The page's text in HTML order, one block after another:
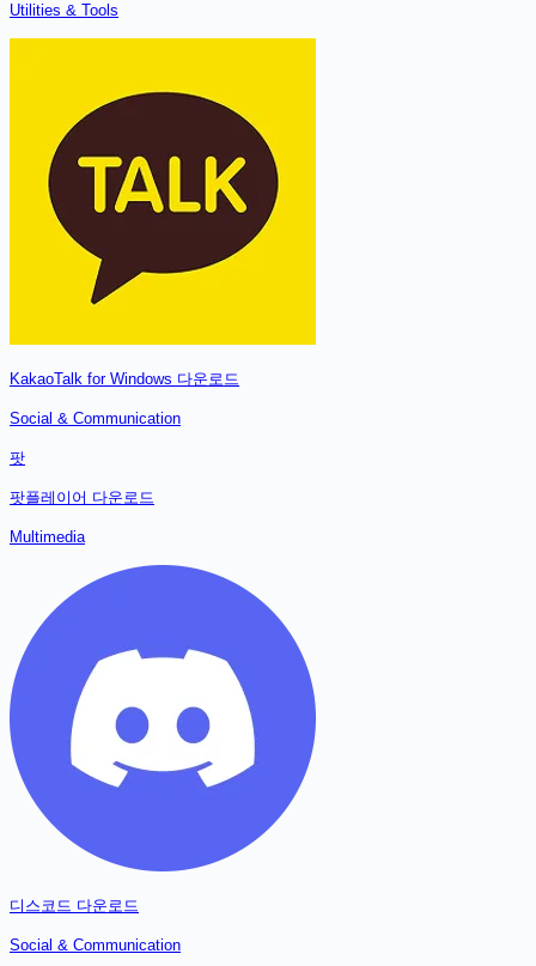
Utilities & Tools
KakaoTalk for Windows 다운로드
Social & Communication
팟
팟플레이어 다운로드
Multimedia
디스코드 다운로드
Social & Communication